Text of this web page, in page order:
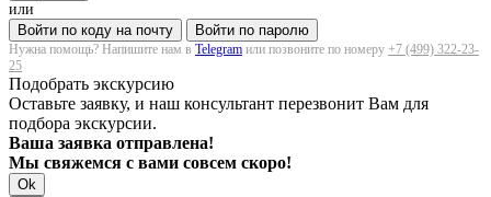
или
Войти по коду на почту
Войти по паролю
Нужна помощь? Напишите нам в Telegram или позвоните по номеру +7 (499) 322-23-
25
Подобрать экскурсию
Оставьте заявку, и наш консультант перезвонит Вам для
подбора экскурсии.
Ваша заявка отправлена!
Мы свяжемся с вами совсем скоро!
Ok